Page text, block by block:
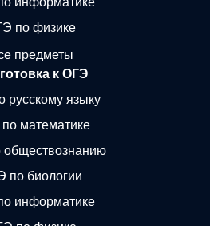
по физике
предметы
к ОГЭ
русскому языку
математике
по биологии
информатике